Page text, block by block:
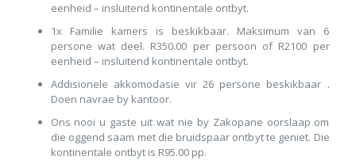
eenheid – insluitend kontinentale ontbyt.
1x Familie kamers is beskikbaar. Maksimum van 6
persone wat deel. R350.00 per persoon of R2100 per
eenheid – insluitend kontinentale ontbyt.
Addisionele akkomodasie vir 26 persone beskikbaar .
Doen navrae by kantoor.
Ons nooi u gaste uit wat nie by Zakopane oorslaap om
die oggend saam met die bruidspaar ontbyt te geniet. Die
kontinentale ontbyt is R95.00 pp.